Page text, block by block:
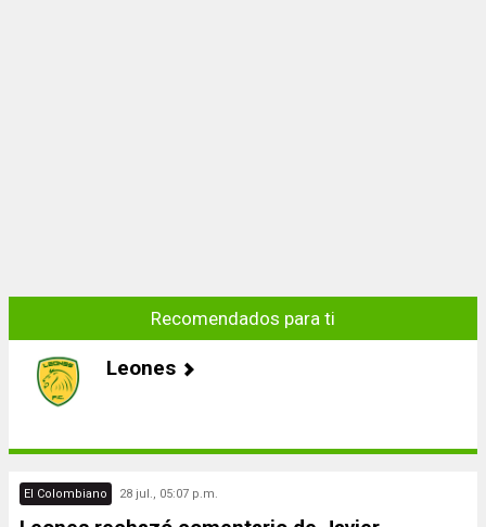
Recomendados para ti
Leones
El Colombiano 28 jul., 05:07 p.m.